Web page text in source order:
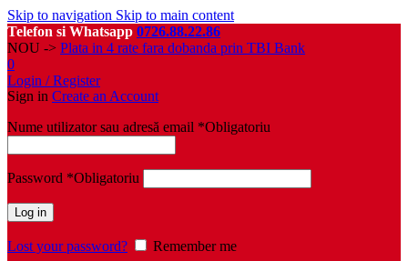
Skip to navigation Skip to main content
Telefon si Whatsapp 0726.88.22.86
NOU -> Plata in 4 rate fara dobanda prin TBI Bank
0
Login / Register
Sign in Create an Account
Nume utilizator sau adresă email *Obligatoriu
Password *Obligatoriu
Log in
Lost your password?
Remember me